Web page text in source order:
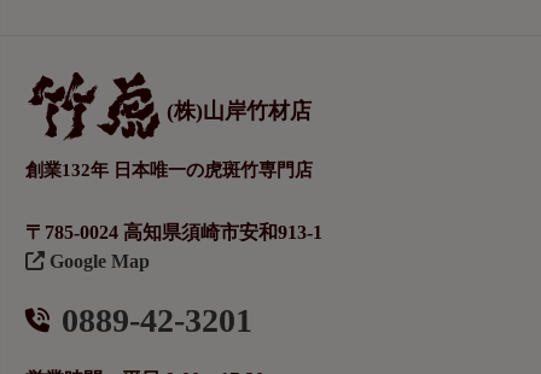
(株)山岸竹材店
創業132年 日本唯一の虎斑竹専門店
〒785-0024 高知県須崎市安和913-1
Google Map
0889-42-3201